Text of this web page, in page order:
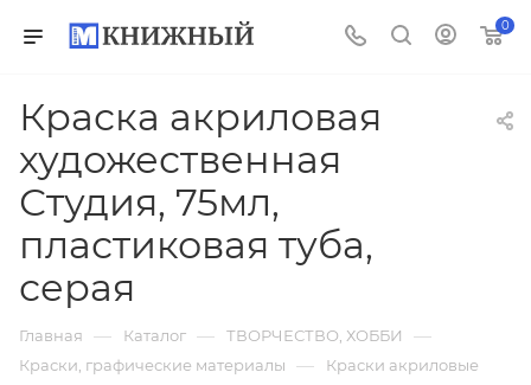
0
Краска акриловая
художественная
Студия, 75мл,
пластиковая туба,
серая
Главная — Каталог — ТВОРЧЕСТВО, ХОББИ —
Краски, графические материалы — Краски акриловые